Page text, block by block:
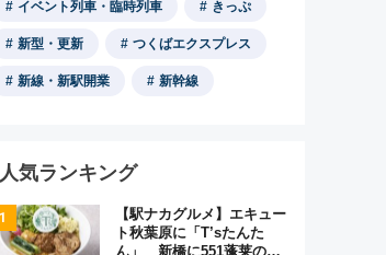
イベント列車・臨時列車 きっぷ
新型・更新 つくばエクスプレス
新線・新駅開業 新幹線
人気ランキング
【駅ナカグルメ】エキュー
ト秋葉原に「T’sたんた
ん」 新橋に551蓬莱の